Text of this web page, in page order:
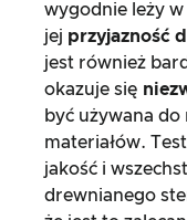
wygodnie leży
jej przyjazność
jest również
okazuje się
być używana
materiałów.
jakość i
drewnianego